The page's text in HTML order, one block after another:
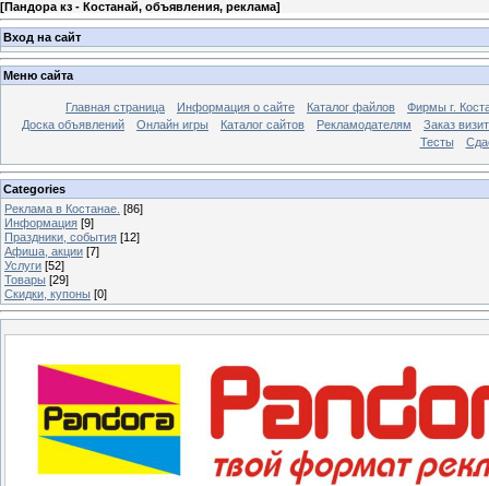
[Пандора кз - Костанай, объявления, реклама]
Вход на сайт
Меню сайта
Главная страница Информация о сайте Каталог файлов
Фирмы г.
Доска объявлений
Онлайн игры Каталог сайтов Рекламодателям
Заказ
Тесты
Categories
Реклама в Костанае. [86]
Информация [9]
Праздники, события [12]
Афиша, акции [7]
Услуги [52]
Товары [29]
Скидки, купоны [0]